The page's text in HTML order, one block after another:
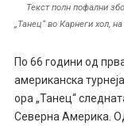
Текст полн пофални
„Танец“ во Карнеги хол,
По 66 години од
американска
ора „Танец“
Северна Америка.